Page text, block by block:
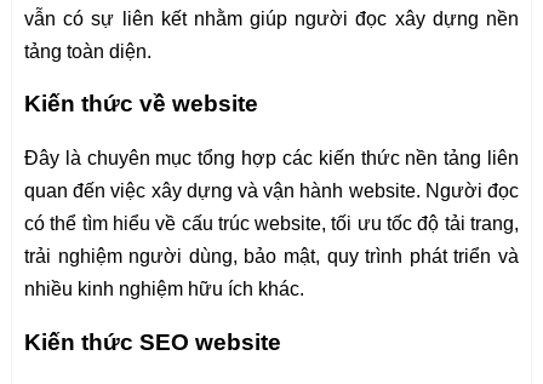
vẫn có sự liên kết nhằm giúp người đọc xây dựng nền
tảng toàn diện.
Kiến thức về website
Đây là chuyên mục tổng hợp các kiến thức nền tảng liên
quan đến việc xây dựng và vận hành website. Người đọc
có thể tìm hiểu về cấu trúc website, tối ưu tốc độ tải trang,
trải nghiệm người dùng, bảo mật, quy trình phát triển và
nhiều kinh nghiệm hữu ích khác.
Kiến thức SEO website